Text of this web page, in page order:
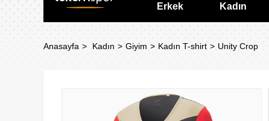
Erkek Kadın
Anasayfa Kadın Giyim Kadın T-shirt Unity Crop